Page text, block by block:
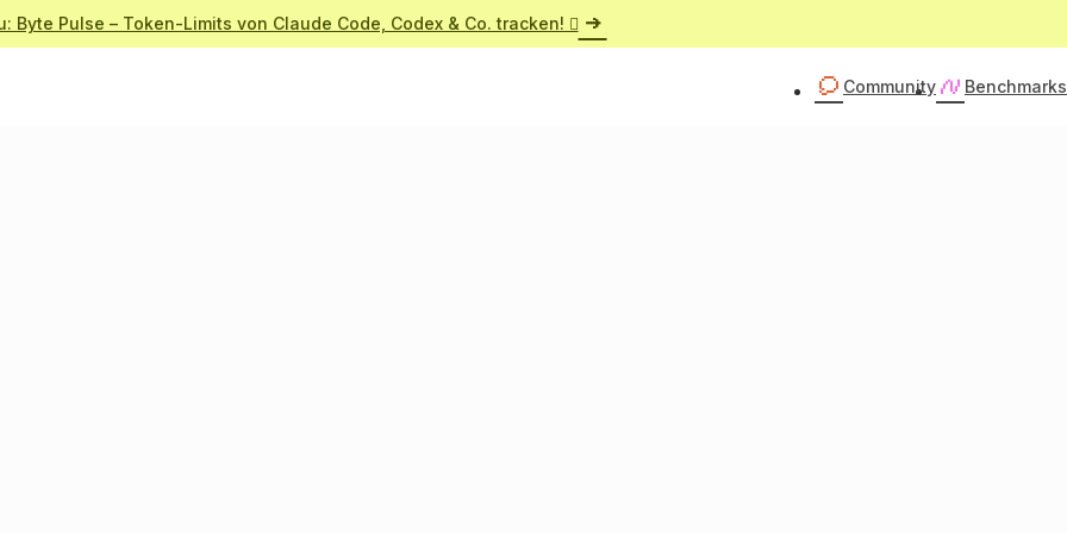
Byte Pulse – Token-Limits von Claude Code, Codex & Co. tracken! 
Community Benchmarks